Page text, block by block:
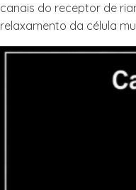
canais do receptor de
relaxamento da célula